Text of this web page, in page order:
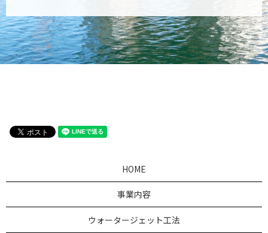
HOME
事業内容
ウォータージェット工法